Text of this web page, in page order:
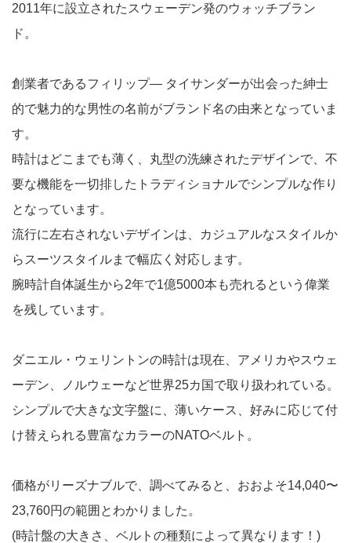
2011年に設立されたスウェーデン発のウォッチブラン
ド。
創業者であるフィリップ― タイサンダーが出会った紳士
的で魅力的な男性の名前がブランド名の由来となっていま
す。
時計はどこまでも薄く、丸型の洗練されたデザインで、不
要な機能を一切排したトラディショナルでシンプルな作り
となっています。
流行に左右されないデザインは、カジュアルなスタイルか
らスーツスタイルまで幅広く対応します。
腕時計自体誕生から2年で1億5000本も売れるという偉業
を残しています。
ダニエル・ウェリントンの時計は現在、アメリカやスウェ
ーデン、ノルウェーなど世界25カ国で取り扱われている。
シンプルで大きな文字盤に、薄いケース、好みに応じて付
け替えられる豊富なカラーのNATOベルト。
価格がリーズナブルで、調べてみると、おおよそ14,040〜
23,760円の範囲とわかりました。
(時計盤の大きさ、ベルトの種類によって異なります！)